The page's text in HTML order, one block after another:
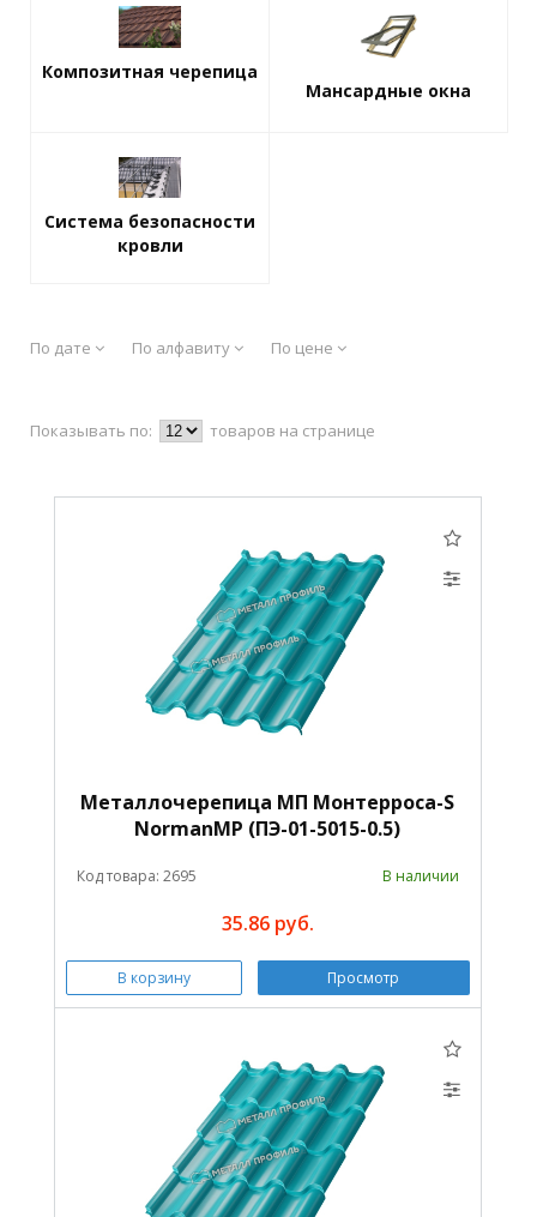
Композитная черепица
Мансардные окна
Система безопасности
кровли
По дате По алфавиту По цене
Показывать по: товаров на странице
Металлочерепица МП Монтерроса-S
NormanMP (ПЭ-01-5015-0.5)
Код товара: 2695 В наличии
35.86 руб.
В корзину Просмотр